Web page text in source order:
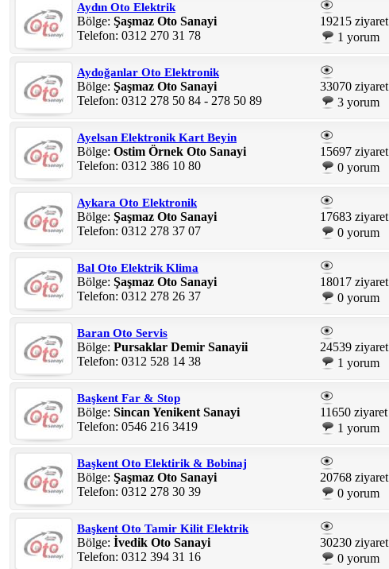
Aydın Oto Elektrik
Bölge: Şaşmaz Oto Sanayi
Telefon: 0312 270 31 78
19215 ziyaret
1 yorum
Aydoğanlar Oto Elektronik
Bölge: Şaşmaz Oto Sanayi
Telefon: 0312 278 50 84 - 278 50 89
33070 ziyaret
3 yorum
Ayelsan Elektronik Kart Beyin
Bölge: Ostim Örnek Oto Sanayi
Telefon: 0312 386 10 80
15697 ziyaret
0 yorum
Aykara Oto Elektronik
Bölge: Şaşmaz Oto Sanayi
Telefon: 0312 278 37 07
17683 ziyaret
0 yorum
Bal Oto Elektrik Klima
Bölge: Şaşmaz Oto Sanayi
Telefon: 0312 278 26 37
18017 ziyaret
0 yorum
Baran Oto Servis
Bölge: Pursaklar Demir Sanayii
Telefon: 0312 528 14 38
24539 ziyaret
1 yorum
Başkent Far & Stop
Bölge: Sincan Yenikent Sanayi
Telefon: 0546 216 3419
11650 ziyaret
1 yorum
Başkent Oto Elektirik & Bobinaj
Bölge: Şaşmaz Oto Sanayi
Telefon: 0312 278 30 39
20768 ziyaret
0 yorum
Başkent Oto Tamir Kilit Elektrik
Bölge: İvedik Oto Sanayi
Telefon: 0312 394 31 16
30230 ziyaret
0 yorum